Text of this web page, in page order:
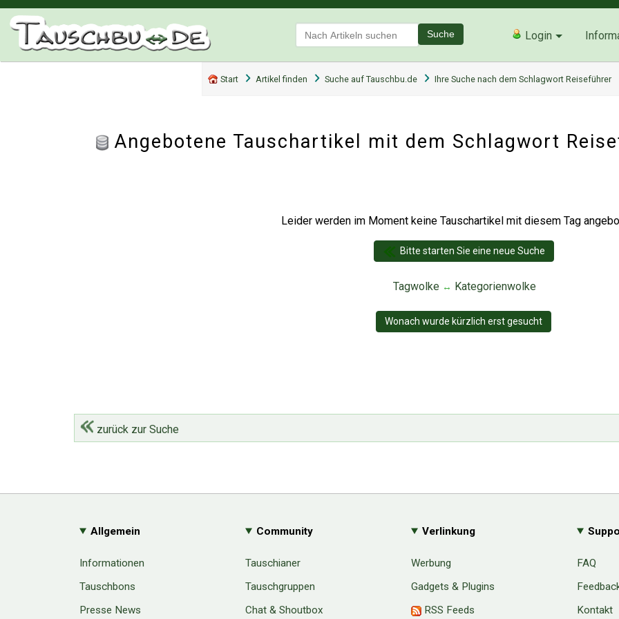
Suche Login
Start Artikel finden Suche auf Tauschbu.de Ihre Suche nach dem Schlagwort Reiseführer
Angebotene Tauschartikel mit dem Schlagwort
Leider werden im Moment keine Tauschartikel mit diesem Tag
Bitte starten Sie eine neue Suche
Tagwolke ↔ Kategorienwolke
Wonach wurde kürzlich erst gesucht
zurück zur Suche
Allgemein
Informationen
Tauschbons
Presse News
Community
Tauschianer
Tauschgruppen
Chat & Shoutbox
Verlinkung
Werbung
Gadgets & Plugins
RSS Feeds
FAQ
Kontakt